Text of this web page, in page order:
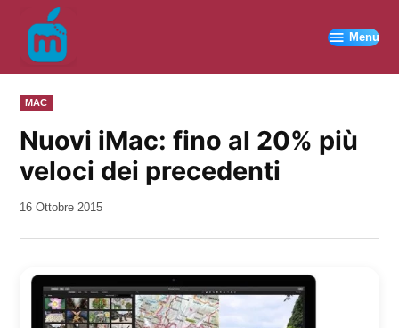
contenuto
Menu
PUBBLICATO
IN
MAC
Nuovi iMac: fino al 20% più
veloci dei precedenti
da
16 Ottobre 2015